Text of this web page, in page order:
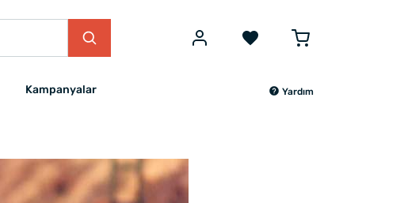
Kampanyalar Yardım